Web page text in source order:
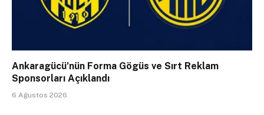
Ankaragücü’nün Forma Gögüs ve Sırt Reklam
Sponsorları Açıklandı
6 Ağustos 2026